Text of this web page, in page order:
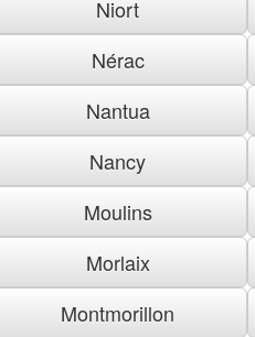
Niort
Nérac
Nantua
Nancy
Moulins
Morlaix
Montmorillon